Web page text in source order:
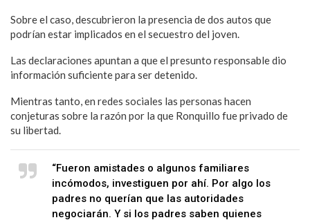
Sobre el caso, descubrieron la presencia de dos autos que
podrían estar implicados en el secuestro del joven.
Las declaraciones apuntan a que el presunto responsable dio
información suficiente para ser detenido.
Mientras tanto, en redes sociales las personas hacen
conjeturas sobre la razón por la que Ronquillo fue privado de
su libertad.
“Fueron amistades o algunos familiares
incómodos, investiguen por ahí. Por algo los
padres no querían que las autoridades
negociarán. Y si los padres saben quienes